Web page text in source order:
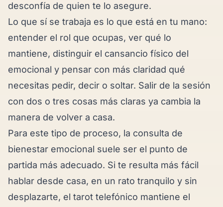
desconfía de quien te lo asegure.
Lo que sí se trabaja es lo que está en tu mano:
entender el rol que ocupas, ver qué lo
mantiene, distinguir el cansancio físico del
emocional y pensar con más claridad qué
necesitas pedir, decir o soltar. Salir de la sesión
con dos o tres cosas más claras ya cambia la
manera de volver a casa.
Para este tipo de proceso, la consulta de
bienestar emocional suele ser el punto de
partida más adecuado. Si te resulta más fácil
hablar desde casa, en un rato tranquilo y sin
desplazarte, el tarot telefónico mantiene el